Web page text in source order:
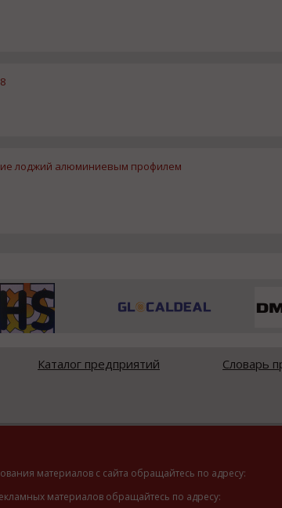
лоджий алюминиевым профилем
Каталог предприятий Словарь
материалов с сайта обращайтесь по адресу:
материалов обращайтесь по адресу: